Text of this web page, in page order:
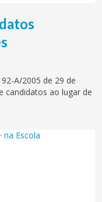
A/2005 de 29 de
candidatos ao lugar de